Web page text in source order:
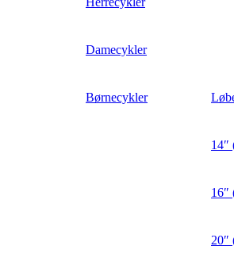
Damecykler
Børnecykler
14″
16″
20″